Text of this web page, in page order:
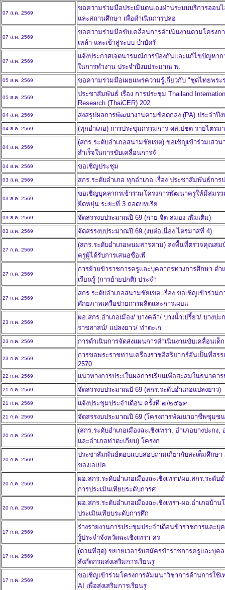
07 ส.ค. 2569
ขอความร่วมมือประเมินตนเองผ่านระบบบริการออน
และสถานศึกษา เพื่อดำเนินการปลอ
07 ส.ค. 2569
ขอความร่วมมือขับเคลื่อนการดำเนินงานตามโครงก
เหล้า และเข้าสู่ระบบ บำบัดรั
07 ส.ค. 2569
แจ้งประกาศเจตนารมณ์การป้องกันและแก้ไขปัญหาก
ในการทำงาน ประจำปีงบประมาณ พ.
05 ส.ค. 2569 ขอความร่วมมือเผยแพร่ความรู้เกี่ยวกับ "ชุดไทยพร
05 ส.ค. 2569
ประชาสัมพันธ์ เรื่อง การประชุม Thailand
Research (ThaiCER) 202
04 ส.ค. 2569 ส่งสรุปผลการพัฒนางานตามข้อตกลง (PA) ประจำปี
04 ส.ค. 2569 (ทุกอำเภอ) การประชุมกรรมการ ศส.ปชต รายไตรม
04 ส.ค. 2569
(สกร.ระดับอำเภอสนามชัยเขต) ขอเชิญเข้าร่วมเสว
สำเร็จในการขับเคลื่อนการจั
04 ส.ค. 2569 ขอเชิญประชุม
03 ส.ค. 2569 สกร.ระดับอำเภอ ทุกอำเภอ เรื่อง ประชาสัมพันธ์การ
03 ส.ค. 2569
ขอเชิญบุคลากรเข้าร่วมโครงการพัฒนาครูให้มีสมรร
ยืดหยุ่น ระยะที่ 3 ถอดบทเรีย
03 ส.ค. 2569 จัดสรรงบประมาณปี 69 (กาย จิต สมอง เพิ่มเติม)
03 ส.ค. 2569 จัดสรรงบประมาณปี 69 (งบต่อเนื่อง ไตรมาสที่ 4)
27 ก.ค. 2569
(สกร.ระดับอำเภอพนมสารคาม) ลงพื้นที่ตรวจคุณสม
ครูผู้ได้รับการเสนอชื่อเพื
27 ก.ค. 2569
การย้ายข้าราชการครูและบุคลากรทางการศึกษา ตำ
เรียนรู้ (การย้ายปกติ) ประจำ
27 ก.ค. 2569
สกร.ระดับอำเภอสนามชัยเขต เรื่อง ขอเชิญเข้าร่วม
ศักยภาพเครือข่ายการผลิตและการเผยแ
23 ก.ค. 2569
ผอ.สกร.อำเภอเมือง/ บางคล้า/ บางน้ำเปรี้ยว/ บางป
ราชสาสน์/ แปลงยาว/ ท่าตะเก
23 ก.ค. 2569 การดำเนินการจัดส่งแผนการดำเนินงานขับเคลื่อนเ
23 ก.ค. 2569
การขอพระราชทานเครื่องราชอิสริยาภร์อันเป็นที่สร
2570
22 ก.ค. 2569 แนวทางการประเใินผลการเรียนเพื่อสะสมในธนาค
21 ก.ค. 2569 จัดสรรงบประมาณปั 69 (สกร.ระดับอำเภอแปลงยาว)
21 ก.ค. 2569 แจ้งประชุมประจำเดือน ครั้งที่ ๗/๒๕๖๙
21 ก.ค. 2569 จัดสรรงบประมาณปี 69 (โครงการพัฒนาอาชีพชุมช
20 ก.ค. 2569
(สกร.ระดับอำเภอเมืองฉะเชิงเทรา, อำเภอบางปะกง
และอำเภอท่าตะเกียบ) โครงก
20 ก.ค. 2569
ประชาสัมพันธ์ตอบแบบสอบถามเกี่ยวกับสะเต็มศึกษา
ของเอเปค
20 ก.ค. 2569
ผอ.สกร.ระดับอำเภอเมืองฉะเชิงเทรา/ผอ.สกร.ระดับ
การประเมินเทียบระดับการศ
20 ก.ค. 2569
ผอ.สกร.ระดับอำเภอเมืองฉะเชิงเทรา-ผอ.อำเภอบ้า
ประเมินเทียบระดับการศึก
17 ก.ค. 2569
ร่างรายงานการประชุมประจำเดือนข้าราชการและบุ
รู้ประจำจังหวัดฉะเชิงเทรา คร
17 ก.ค. 2569
(ด่วนที่สุด) ขยายเวลารับสมัครข้าราชการครูและบุค
สังกัดกรมส่งเสริมการเรียนรู
17 ก.ค. 2569
ขอเชิญเข้าร่วมโครงการสัมมนาวิชาการด้านการใ
AI เพื่อส่งเสริมการเรียนรู